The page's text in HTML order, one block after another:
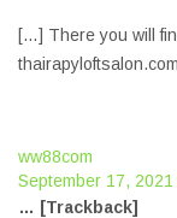
[…] There you will
ww88com
September 17,
… [Trackback]